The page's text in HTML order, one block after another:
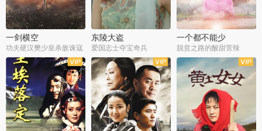
一剑横空
功夫硬汉樊少皇杀敌诛寇
东陵大盗
爱国志士夺宝奇兵
一个都不能少
脱贫之路的酸甜苦辣
全25集
全50集 全23集